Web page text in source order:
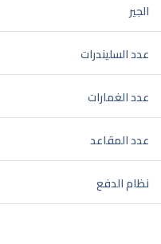
الجير
عدد السليندرات
عدد الغمارات
عدد المقاعد
نظام الدفع